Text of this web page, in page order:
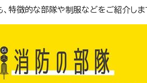
、特徴的な部隊や制服などをご紹介しま